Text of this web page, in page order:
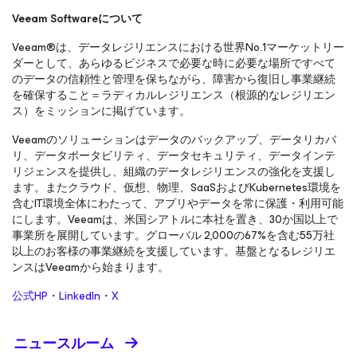
Veeam Softwareについて
Veeam®は、データレジリエンスにおける世界No.1マーケットリー
ダーとして、あらゆるビジネスで必要な時に必要な場所ですべて
のデータの信頼性と管理を保ちながら、障害から復旧し事業継続
を確保すること＝ラディカルレジリエンス（根源的なレジリエン
ス）をミッションに掲げています。
Veeamのソリューションはデータのバックアップ、データリカバ
リ、データポータビリティ、データセキュリティ、データインテ
リジェンスを提供し、組織のデータレジリエンスの強化を支援し
ます。またクラウド、仮想、物理、SaaSおよびKubernetes環境を
含むIT環境全体にわたって、アプリやデータを常に保護・利用可能
にします。Veeamは、米国シアトルに本社を置き、30か国以上で
事業所を展開しています。グローバル 2,000の67%を含む55万社
以上のお客様の事業継続を支援しています。基盤となるレジリエ
ンスはVeeamから始まります。
公式HP ・ LinkedIn ・ X
ニュースルーム